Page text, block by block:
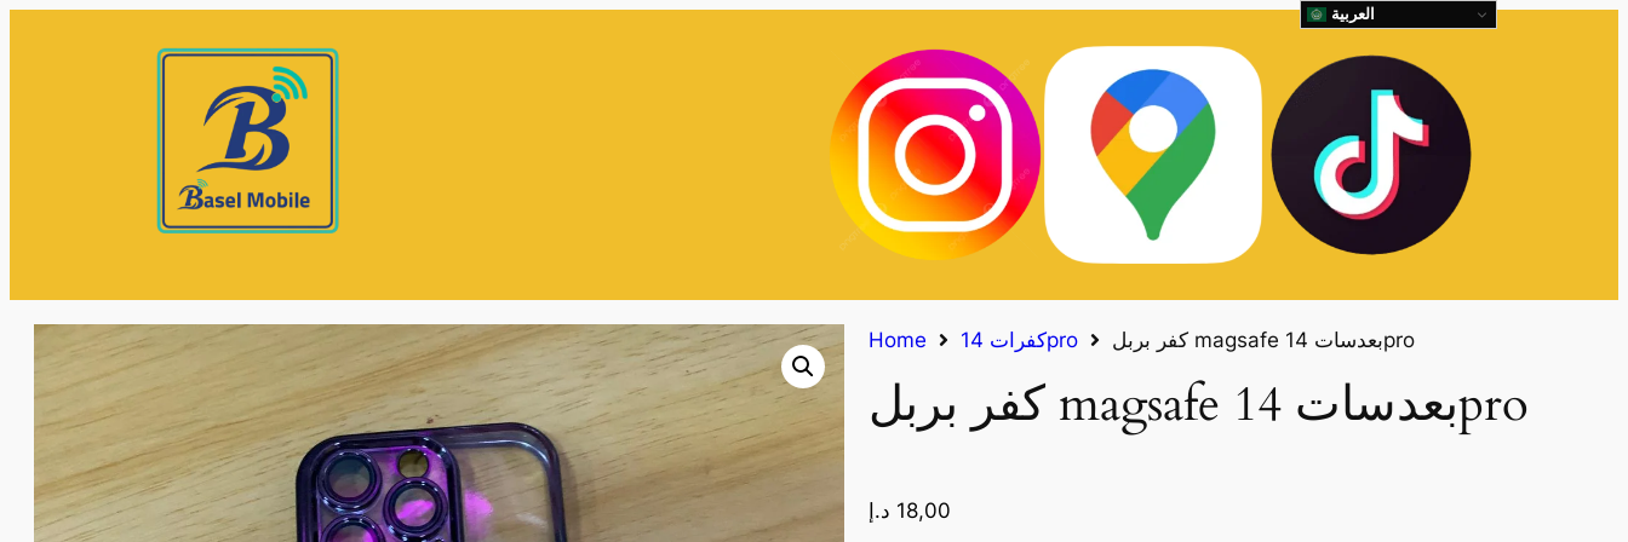
Home كفرات 14pro كفر بربل magsafe بعدسات 14pro
كفر بربل magsafe بعدسات 14pro
18,00 د.إ
العربية